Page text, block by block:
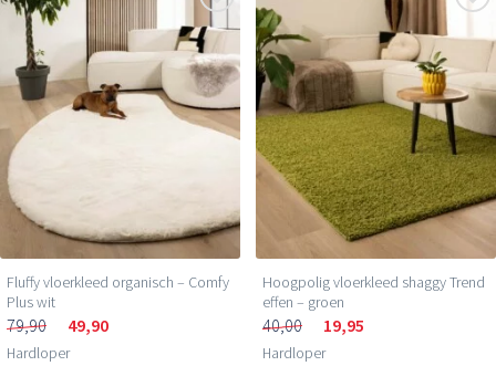
Fluffy vloerkleed organisch – Comfy
Plus wit
79,90 49,90
Hardloper
Hoogpolig vloerkleed shaggy Trend
effen – groen
40,00 19,95
Hardloper